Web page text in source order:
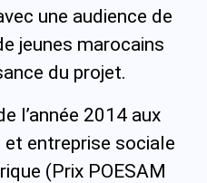
une audience de
jeunes marocains
du projet.
l’année 2014 aux
entreprise sociale
(Prix POESAM